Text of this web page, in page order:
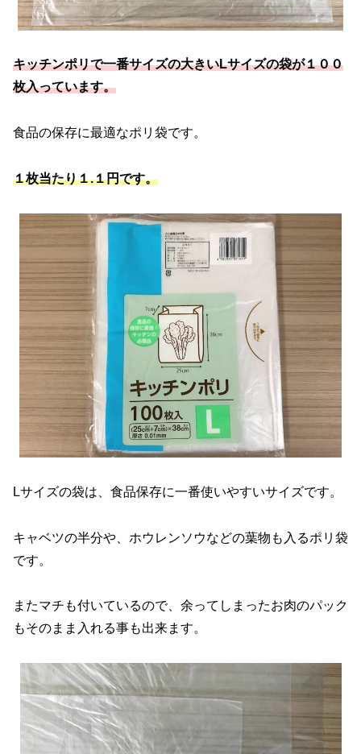
キッチンポリで一番サイズの大きいLサイズの袋が１００
枚入っています。
食品の保存に最適なポリ袋です。
１枚当たり１.１円です。
Lサイズの袋は、食品保存に一番使いやすいサイズです。
キャベツの半分や、ホウレンソウなどの葉物も入るポリ袋
です。
またマチも付いているので、余ってしまったお肉のパック
もそのまま入れる事も出来ます。